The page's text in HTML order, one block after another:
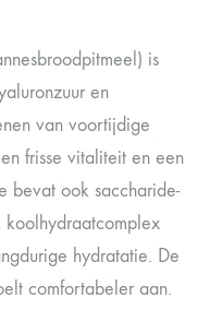
is
en
van voortijdige
frisse vitaliteit en een
bevat ook saccharide-
koolhydraatcomplex
hydratatie. De
comfortabeler aan.